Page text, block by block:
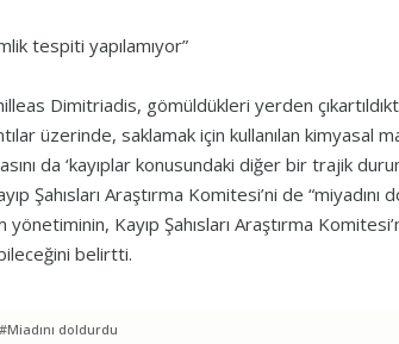
tespiti yapılamıyor”
Dimitriadis, gömüldükleri yerden
üzerinde, saklamak için kullanılan kimyasal
da ‘kayıplar konusundaki diğer bir trajik
Şahısları Araştırma Komitesi’ni de
yönetiminin, Kayıp Şahısları Araştırma
belirtti.
#Miadını doldurdu